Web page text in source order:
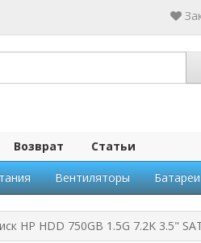
Возврат Статьи
Вентиляторы
HP HDD 750GB 1.5G 7.2K 3.5"